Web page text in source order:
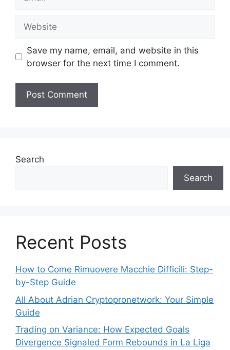
Save my name, email, and website in this
browser for the next time I comment.
Search
Search
Recent Posts
How to Come Rimuovere Macchie Difficili: Step-
by-Step Guide
All About Adrian Cryptopronetwork: Your Simple
Guide
Trading on Variance: How Expected Goals
Divergence Signaled Form Rebounds in La Liga